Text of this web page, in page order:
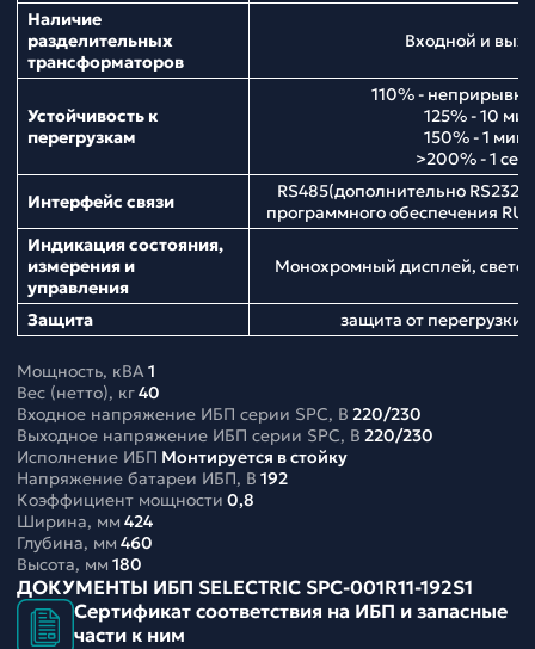
Наличие
разделительных
трансформаторов
Входной и
Устойчивость к
перегрузкам
110% -
125% - 10
150% - 1
>200% - 1
Интерфейс связи
RS485(дополнительно
программного обеспечения
Индикация состояния,
измерения и
управления
Монохромный дисплей,
Защита защита от
Мощность, кВА1
Вес (нетто), кг40
Входное напряжение ИБП серии SPC, В 220/230
Выходное напряжение ИБП серии SPC, В 220/230
Исполнение ИБП Монтируется в стойку
Напряжение батареи ИБП, В 192
Коэффициент мощности 0,8
Ширина, мм 424
Глубина, мм 460
Высота, мм 180
ДОКУМЕНТЫ ИБП SELECTRIC SPC-001R11-192S1
Сертификат соответствия на ИБП и запасные
части к ним